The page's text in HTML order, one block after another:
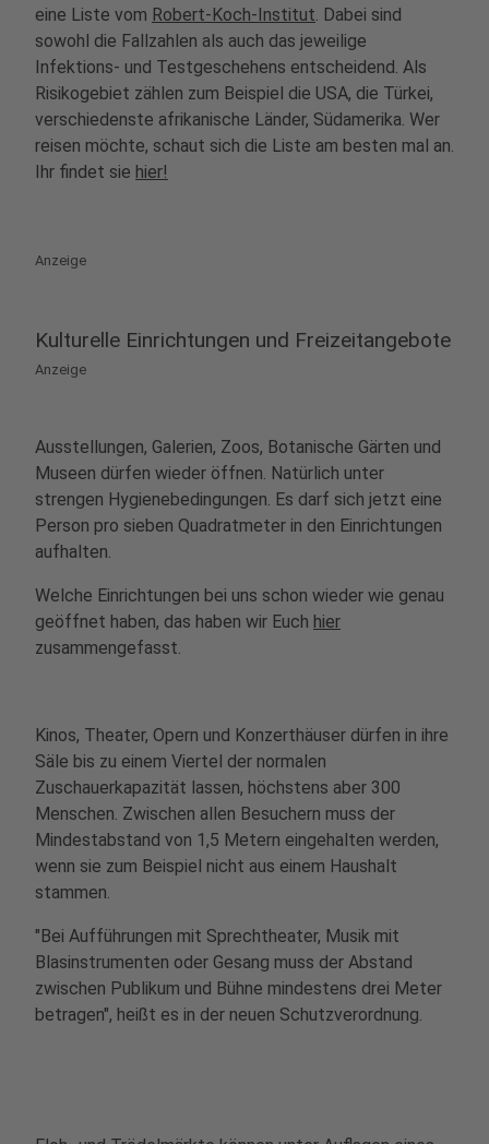
eine Liste vom Robert-Koch-Institut. Dabei sind
sowohl die Fallzahlen als auch das jeweilige
Infektions- und Testgeschehens entscheidend. Als
Risikogebiet zählen zum Beispiel die USA, die Türkei,
verschiedenste afrikanische Länder, Südamerika. Wer
reisen möchte, schaut sich die Liste am besten mal an.
Ihr findet sie hier!
Anzeige
Kulturelle Einrichtungen und Freizeitangebote
Anzeige
Ausstellungen, Galerien, Zoos, Botanische Gärten und
Museen dürfen wieder öffnen. Natürlich unter
strengen Hygienebedingungen. Es darf sich jetzt eine
Person pro sieben Quadratmeter in den Einrichtungen
aufhalten.
Welche Einrichtungen bei uns schon wieder wie genau
geöffnet haben, das haben wir Euch hier
zusammengefasst.
Kinos, Theater, Opern und Konzerthäuser dürfen in ihre
Säle bis zu einem Viertel der normalen
Zuschauerkapazität lassen, höchstens aber 300
Menschen. Zwischen allen Besuchern muss der
Mindestabstand von 1,5 Metern eingehalten werden,
wenn sie zum Beispiel nicht aus einem Haushalt
stammen.
"Bei Aufführungen mit Sprechtheater, Musik mit
Blasinstrumenten oder Gesang muss der Abstand
zwischen Publikum und Bühne mindestens drei Meter
betragen", heißt es in der neuen Schutzverordnung.